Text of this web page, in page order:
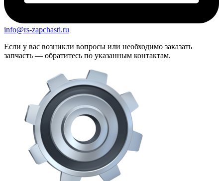
info@rs-zapchasti.ru
Если у вас возникли вопросы или необходимо заказать
запчасть — обратитесь по указанным контактам.